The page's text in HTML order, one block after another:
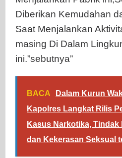
Diberikan Kemudahan
Saat Menjalankan
masing Di Dalam
ini.”sebutnya”
BACA
Dalam Kurun
Kapolres Langkat Rilis
Kasus Narkotika, Tindak
dan Kekerasan Seksual